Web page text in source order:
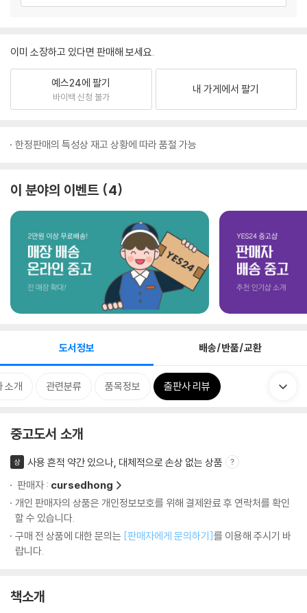
이미 소장하고 있다면 판매해 보세요.
예스24에 팔기
바이백 신청 불가
내 가게에서 팔기
한정판매의 특성상 재고 상황에 따라 품절 가능
이 분야의 이벤트 4
도서정보 배송/반품/교환
소개 관련분류 품목정보 출판사 리뷰
중고도서 소개
상
사용 흔적 약간 있으나, 대체적으로 손상 없는 상품
판매자 : cursedhong
개인 판매자의 상품은 개인정보보호를 위해 결제완료 후 연락처를 확인
할 수 있습니다.
구매 전 상품에 대한 문의는 [판매자에게 문의하기]를 이용해 주시기 바
랍니다.
책소개